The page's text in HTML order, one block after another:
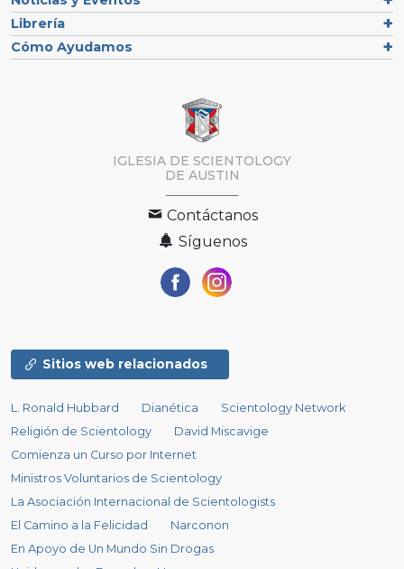
Librería
Cómo Ayudamos
IGLESIA DE SCIENTOLOGY
DE AUSTIN
Contáctanos
Síguenos
Sitios web relacionados
L. Ronald Hubbard Dianética
Scientology Network
Religión de Scientology
David Miscavige
Comienza un Curso por Internet
Ministros Voluntarios de Scientology
La Asociación Internacional de Scientologists
El Camino a la Felicidad
Narconon
En Apoyo de Un Mundo Sin Drogas